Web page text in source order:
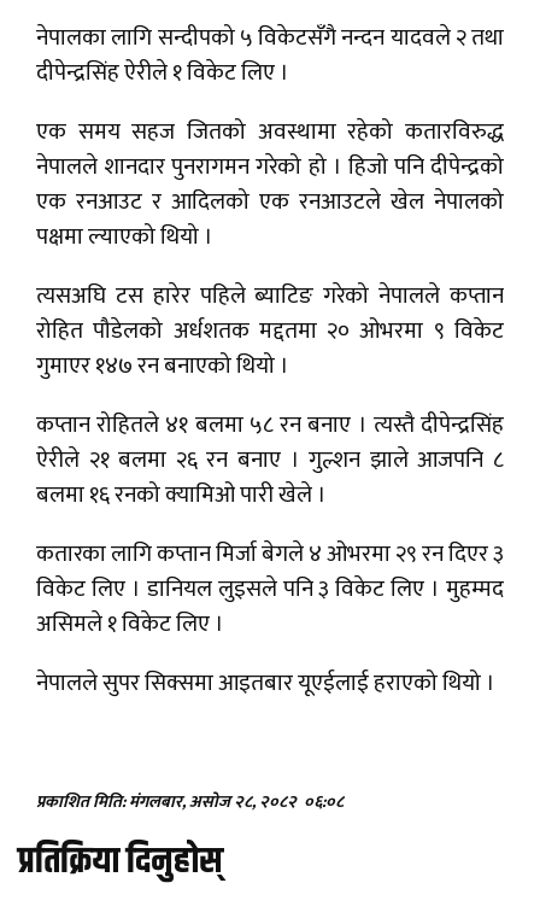
नेपालका लागि सन्दीपको ५ विकेटसँगै नन्दन यादवले २ तथा
दीपेन्द्रसिंह ऐरीले १ विकेट लिए ।
एक समय सहज जितको अवस्थामा रहेको कतारविरुद्ध
नेपालले शानदार पुनरागमन गरेको हो । हिजो पनि दीपेन्द्रको
एक रनआउट र आदिलको एक रनआउटले खेल नेपालको
पक्षमा ल्याएको थियो ।
त्यसअघि टस हारेर पहिले ब्याटिङ गरेको नेपालले कप्तान
रोहित पौडेलको अर्धशतक मद्दतमा २० ओभरमा ९ विकेट
गुमाएर १४७ रन बनाएको थियो ।
कप्तान रोहितले ४१ बलमा ५८ रन बनाए । त्यस्तै दीपेन्द्रसिंह
ऐरीले २१ बलमा २६ रन बनाए । गुल्शन झाले आजपनि ८
बलमा १६ रनको क्यामिओ पारी खेले ।
कतारका लागि कप्तान मिर्जा बेगले ४ ओभरमा २९ रन दिएर ३
विकेट लिए । डानियल लुइसले पनि ३ विकेट लिए । मुहम्मद
असिमले १ विकेट लिए ।
नेपालले सुपर सिक्समा आइतबार यूएईलाई हराएको थियो ।
प्रकाशित मिति: मंगलबार, असोज २८, २०८२ ०६:०८
प्रतिक्रिया दिनुहोस्